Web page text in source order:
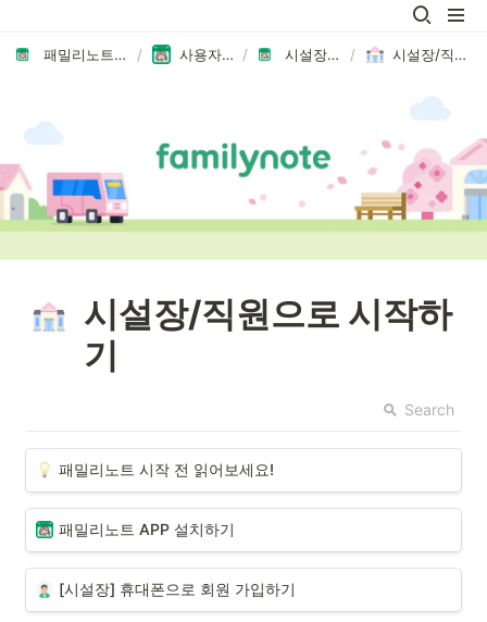
패밀리노트에 오신 것을 환영합니다👏🏻 / 사용자 가이드 모음 / 시설장/직원 가이드 / 시설장/직원으로 시작하기
시설장/직원으로 시작하
기
Search
패밀리노트 시작 전 읽어보세요!
패밀리노트 APP 설치하기
[시설장] 휴대폰으로 회원 가입하기